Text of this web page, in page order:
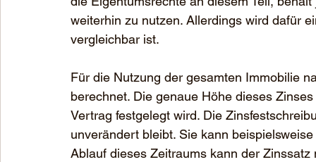
weiterhin zu nutzen. Allerdings wird dafür
vergleichbar ist.
Für die Nutzung der gesamten Immobilie
berechnet. Die genaue Höhe dieses
Vertrag festgelegt wird. Die
unverändert bleibt. Sie kann
Ablauf dieses Zeitraums kann der